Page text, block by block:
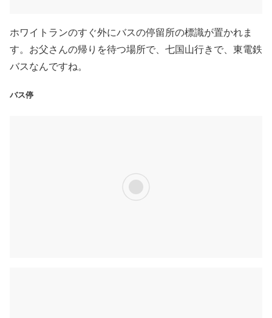
ホワイトランのすぐ外にバスの停留所の標識が置かれま
す。お父さんの帰りを待つ場所で、七国山行きで、東電鉄
バスなんですね。
バス停